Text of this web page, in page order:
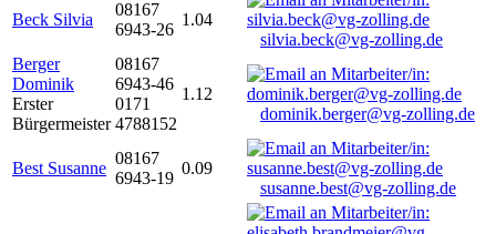
Beck Silvia
08167
6943-26
1.04
silvia.beck@vg-zolling.de
Berger
Dominik
Erster
Bürgermeister
08167
6943-46
0171
4788152
1.12
dominik.berger@vg-zolling.de
Best Susanne
08167
6943-19
0.09
susanne.best@vg-zolling.de